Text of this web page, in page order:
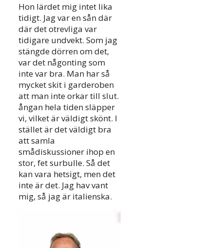
Hon lärdet mig intet lika
tidigt. Jag var en sån där
där det otrevliga var
tidigare undvekt. Som jag
stängde dörren om det,
var det någonting som
inte var bra. Man har så
mycket skit i garderoben
att man inte orkar till slut.
ångan hela tiden släpper
vi, vilket är väldigt skönt. I
stället är det väldigt bra
att samla
smådiskussioner ihop en
stor, fet surbulle. Så det
kan vara hetsigt, men det
inte är det. Jag hav vant
mig, så jag är italienska.